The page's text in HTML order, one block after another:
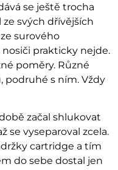
se ještě trocha
svých dřívějších
surového
prakticky nejde.
poměry. Různé
podruhé s ním. Vždy
začal shlukovat
se vyseparoval zcela.
cartridge a tím
do sebe dostal jen